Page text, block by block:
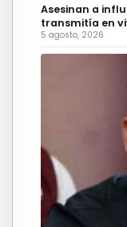
Asesinan a
transmitía en
5 agosto, 2026